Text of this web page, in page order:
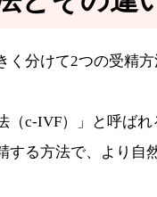
く分けて2つの受精方
（c-IVF）」と呼ばれ
する方法で、より自